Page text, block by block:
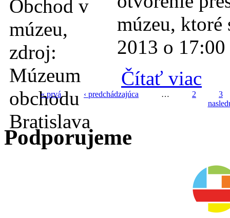
múzeu, ktoré
2013 o
Čítať viac
Stránky
« prvá ‹ predchádzajúca … 2
3
Podporujeme